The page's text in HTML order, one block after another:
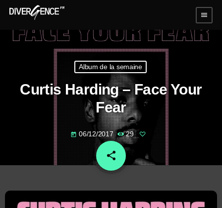
menu
Album de la semaine
Curtis Harding – Face Your
Fear
today 06/12/2017 29
share
email